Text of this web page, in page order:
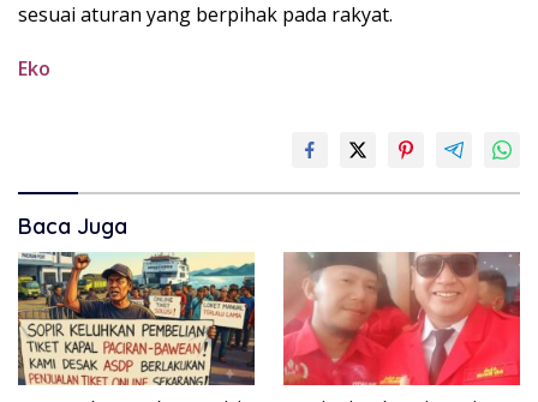
sesuai aturan yang berpihak pada rakyat.
Eko
Baca Juga